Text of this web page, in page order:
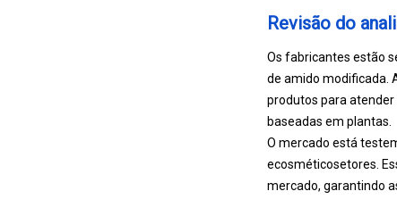
Revisão do
Os fabricantes estão
de amido modificada.
produtos para
baseadas em plantas.
O mercado está
ecosméticosetores.
mercado, garantindo